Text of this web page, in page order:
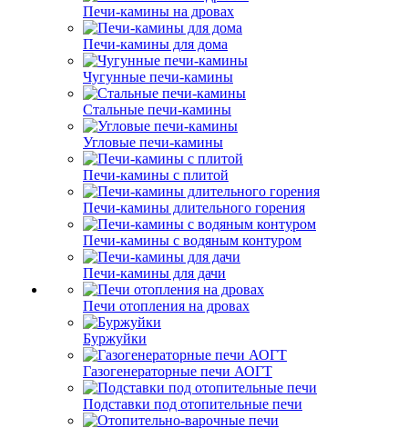
Печи-камины на дровах
Печи-камины для дома
Чугунные печи-камины
Стальные печи-камины
Угловые печи-камины
Печи-камины с плитой
Печи-камины длительного горения
Печи-камины с водяным контуром
Печи-камины для дачи
Печи отопления на дровах
Буржуйки
Газогенераторные печи АОГТ
Подставки под отопительные печи